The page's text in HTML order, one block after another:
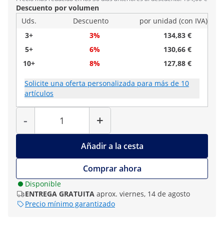
Descuento por volumen
Uds.
Descuento
por unidad (con IVA)
3+
3%
134,83 €
5+
6%
130,66 €
10+
8% 127,88 €
Solicite una oferta personalizada para más de 10
artículos
-
Cantidad
+
Añadir a la cesta
Comprar ahora
Disponible
ENTREGA GRATUITA aprox. viernes, 14 de agosto
Precio mínimo garantizado